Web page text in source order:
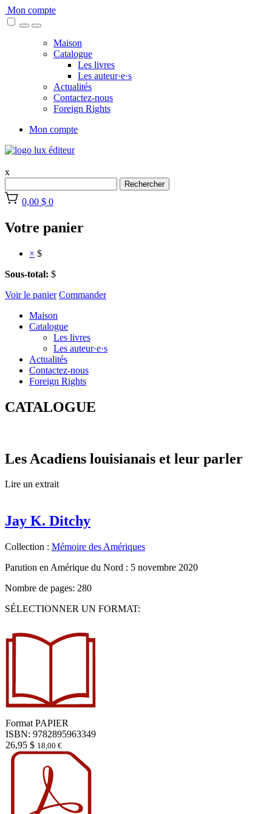
Skip
to
Mon compte
Maison
Catalogue
Les livres
Les auteur·e·s
Actualités
Contactez-nous
Foreign Rights
Mon compte
x
Rechercher
0,00 $ 0
Votre panier
× $
Sous-total: $
Voir le panier Commander
Maison
Catalogue
Les livres
Les auteur·e·s
Actualités
Contactez-nous
Foreign Rights
CATALOGUE
Les Acadiens louisianais et leur parler
Lire un extrait
Jay K. Ditchy
Collection : Mémoire des Amériques
Parution en Amérique du Nord : 5 novembre 2020
Nombre de pages: 280
SÉLECTIONNER UN FORMAT:
Format PAPIER
ISBN: 9782895963349
26,95 $ 18,00 €